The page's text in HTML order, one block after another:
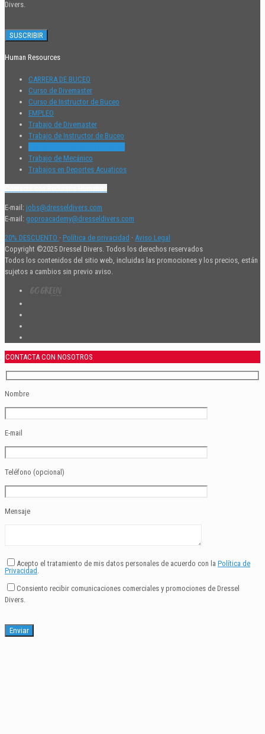
Divers.
Human Resources
CARRERA DE BUCEO
Curso de Divemaster
Curso de Instructor de Buceo
EMPLEO
Trabajo de Divemaster
Trabajo de Instructor de Buceo
Trabajo de Mecánico
Trabajos en Deportes Acuaticos
E-mail: jobs@dresseldivers.com
E-mail: goproacademy@dresseldivers.com
20% DESCUENTO · Política de privacidad · Aviso Legal
Copyright ©2025 Dressel Divers. Todos los derechos reservados
Todos los contenidos del sitio web, incluidas las promociones y los precios, están
sujetos a cambios sin previo aviso.
CONTACTA CON NOSOTROS
Nombre
E-mail
Teléfono (opcional)
Mensaje
Acepto el tratamiento de mis datos personales de acuerdo con la Política de
Privacidad .
Consiento recibir comunicaciones comerciales y promociones de Dressel
Divers.